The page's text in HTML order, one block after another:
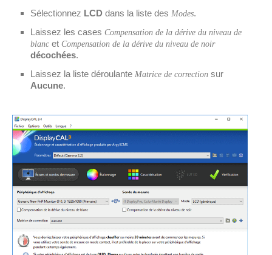
Sélectionnez LCD dans la liste des Modes.
Laissez les cases Compensation de la dérive du niveau de
blanc et Compensation de la dérive du niveau de noir
décochées.
Laissez la liste déroulante Matrice de correction sur
Aucune.